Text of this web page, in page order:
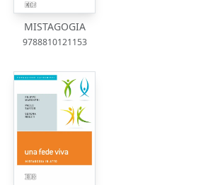
MISTAGOGIA
9788810121153